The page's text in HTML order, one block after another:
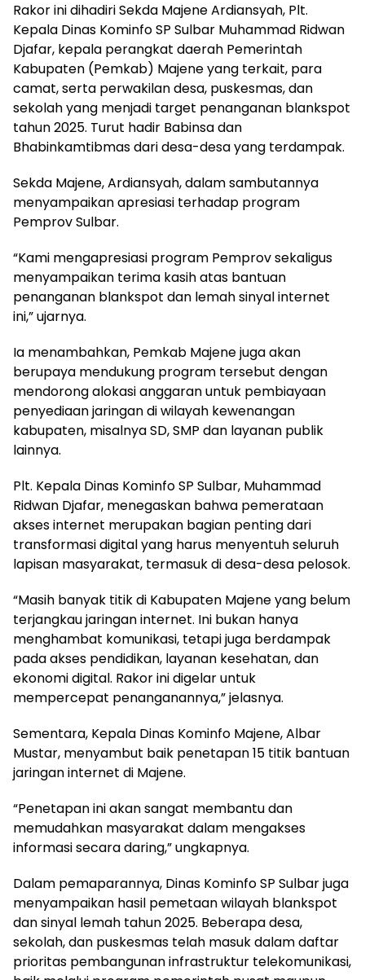
Rakor ini dihadiri Sekda Majene Ardiansyah, Plt.
Kepala Dinas Kominfo SP Sulbar Muhammad Ridwan
Djafar, kepala perangkat daerah Pemerintah
Kabupaten (Pemkab) Majene yang terkait, para
camat, serta perwakilan desa, puskesmas, dan
sekolah yang menjadi target penanganan blankspot
tahun 2025. Turut hadir Babinsa dan
Bhabinkamtibmas dari desa-desa yang terdampak.
Sekda Majene, Ardiansyah, dalam sambutannya
menyampaikan apresiasi terhadap program
Pemprov Sulbar.
“Kami mengapresiasi program Pemprov sekaligus
menyampaikan terima kasih atas bantuan
penanganan blankspot dan lemah sinyal internet
ini,” ujarnya.
Ia menambahkan, Pemkab Majene juga akan
berupaya mendukung program tersebut dengan
mendorong alokasi anggaran untuk pembiayaan
penyediaan jaringan di wilayah kewenangan
kabupaten, misalnya SD, SMP dan layanan publik
lainnya.
Plt. Kepala Dinas Kominfo SP Sulbar, Muhammad
Ridwan Djafar, menegaskan bahwa pemerataan
akses internet merupakan bagian penting dari
transformasi digital yang harus menyentuh seluruh
lapisan masyarakat, termasuk di desa-desa pelosok.
“Masih banyak titik di Kabupaten Majene yang belum
terjangkau jaringan internet. Ini bukan hanya
menghambat komunikasi, tetapi juga berdampak
pada akses pendidikan, layanan kesehatan, dan
ekonomi digital. Rakor ini digelar untuk
mempercepat penanganannya,” jelasnya.
Sementara, Kepala Dinas Kominfo Majene, Albar
Mustar, menyambut baik penetapan 15 titik bantuan
jaringan internet di Majene.
“Penetapan ini akan sangat membantu dan
memudahkan masyarakat dalam mengakses
informasi secara daring,” ungkapnya.
Dalam pemaparannya, Dinas Kominfo SP Sulbar juga
menyampaikan hasil pemetaan wilayah blankspot
dan sinyal lemah tahun 2025. Beberapa desa,
sekolah, dan puskesmas telah masuk dalam daftar
prioritas pembangunan infrastruktur telekomunikasi,